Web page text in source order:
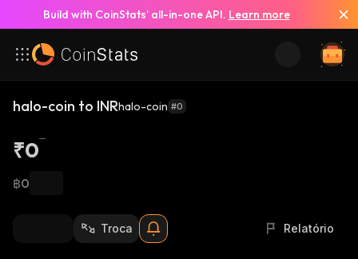
Build with CoinStats’ all-in-one API. Learn more
halo-coin to INRhalo-coin #0
₹0
฿0
Troca Relatório